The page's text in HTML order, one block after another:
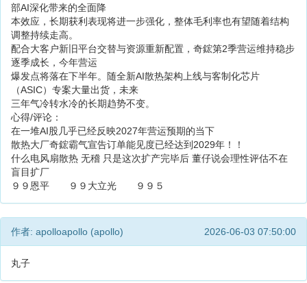
部AI深化带来的全面降
本效应，长期获利表现将进一步强化，整体毛利率也有望随着结构
调整持续走高。
配合大客户新旧平台交替与资源重新配置，奇鋐第2季营运维持稳步
逐季成长，今年营运
爆发点将落在下半年。随全新AI散热架构上线与客制化芯片
（ASIC）专案大量出货，未来
三年气冷转水冷的长期趋势不变。
心得/评论：
在一堆AI股几乎已经反映2027年营运预期的当下
散热大厂奇鋐霸气宣告订单能见度已经达到2029年！！
什么电风扇散热 无稽 只是这次扩产完毕后 董仔说会理性评估不在
盲目扩厂
９９恩平 ９９大立光 ９９５
作者: apolloapollo (apollo) 2026-06-03 07:50:00
丸子